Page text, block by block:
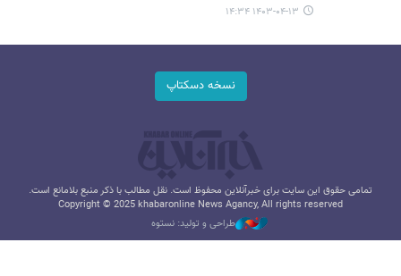
۱۴۰۳-۰۴-۱۳ ۱۴:۳۴
نسخه دسکتاپ
تمامی حقوق این سایت برای خبرآنلاین محفوظ است. نقل مطالب با ذکر منبع بلامانع است.
Copyright © 2025 khabaronline News Agancy, All rights reserved
طراحی و تولید: نستوه